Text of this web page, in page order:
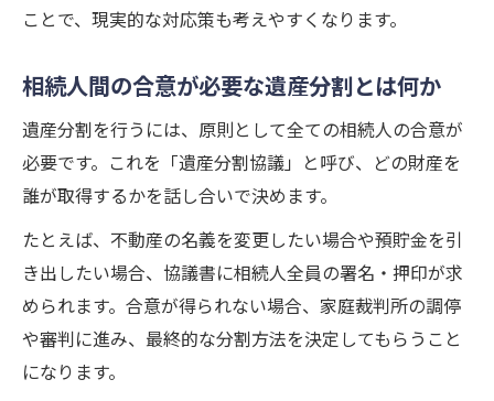
ことで、現実的な対応策も考えやすくなります。
相続人間の合意が必要な遺産分割とは何か
遺産分割を行うには、原則として全ての相続人の合意が
必要です。これを「遺産分割協議」と呼び、どの財産を
誰が取得するかを話し合いで決めます。
たとえば、不動産の名義を変更したい場合や預貯金を引
き出したい場合、協議書に相続人全員の署名・押印が求
められます。合意が得られない場合、家庭裁判所の調停
や審判に進み、最終的な分割方法を決定してもらうこと
になります。